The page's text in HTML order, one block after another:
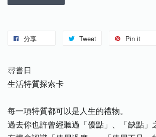
分享 Tweet Pin it
尋嘗日
生活特質探索卡
每一項特質都可以是人生的禮物。
過去你也許曾經聽過「優點」、「缺點」